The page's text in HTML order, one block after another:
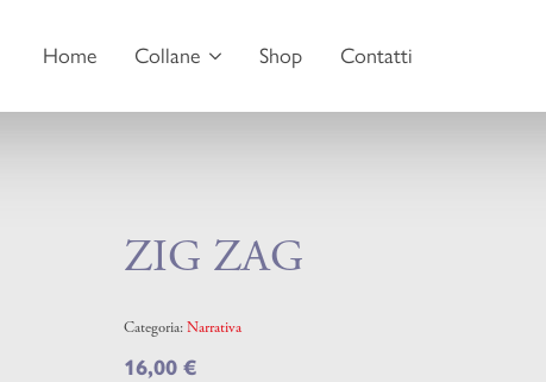
Home Collane Shop Contatti
ZIG ZAG
Categoria:Narrativa
16,00 €